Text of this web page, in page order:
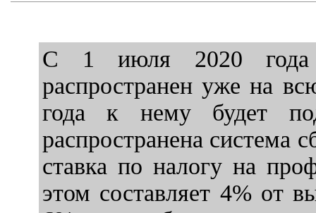
С 1 июля 2020 года
распространен уже на
года к нему будет
распространена система
ставка по налогу на
этом составляет 4% от